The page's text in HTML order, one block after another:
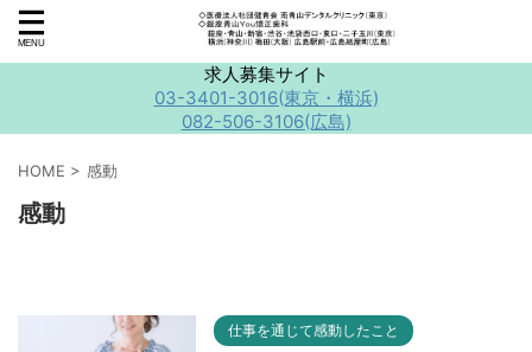
求人募集サイト
03-3401-3016(東京・横浜)
082-506-3106(広島)
HOME > 感動
感動
仕事を通じて感動したこと